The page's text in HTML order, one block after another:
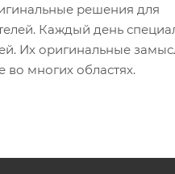
решения для
Каждый день
Их оригинальные
многих областях.